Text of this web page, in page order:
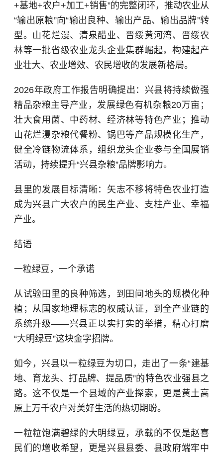
+基地+农户+加工+销售”的完整闭环，推动农业从
“输出原粮”向“输出良种、输出产品、输出品牌”转
型。山花烂漫、清泉醋业、晋绥黄河湾、晋绥农
林等一批省级农业龙头企业集群崛起，构建起产
业壮大、农业增效、农民增收的发展新格局。
2026年政府工作报告明确提出：兴县将持续做强
精品杂粮主导产业，发展绿色有机杂粮20万亩；
壮大食用菌、中药材、经济林等特色产业；推动
山花烂漫杂粮代餐粉、锅巴等产品规模化生产，
健全冷链物流体系，组织龙头企业参与全国展销
活动，持续提升“兴县杂粮”品牌影响力。
县里的发展目标清晰：矢志不移将特色农业打造
成为兴县广大农户的民生产业、支柱产业、幸福
产业。
结语
一粒绿豆，一个承诺
从试验田里的良种筛选，到田间地头的规模化种
植；从国家地理标志的权威认证，到全产业链的
系统升级——兴县正以实打实的举措，精心打磨
“大明绿豆”这块金字招牌。
如今，兴县以一粒绿豆为切口，走出了一条“建基
地、育龙头、打品牌、提品质”的特色农业强县之
路。这不仅是一个县域的产业探索，更是黄土高
原上万千农户对美好生活的热切期盼。
一粒粒饱满碧绿的大明绿豆，承载的不仅是赵喜
民们的增收希望，更是兴县县委、县政府端牢中